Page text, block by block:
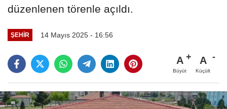
düzenlenen törenle açıldı.
ŞEHIR 14 Mayıs 2025 - 16:56
A
Büyüt
A
Küçült